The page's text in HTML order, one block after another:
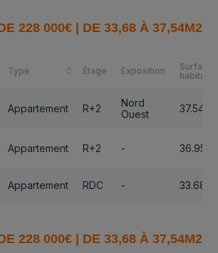
228 000€ | DE 33,68 À 37,54M2
Type Étage Exposition
Surface
Appartement R+2
Nord
Ouest
37.54m2
Appartement R+2 -
Appartement RDC -
228 000€ | DE 33,68 À 37,54M2